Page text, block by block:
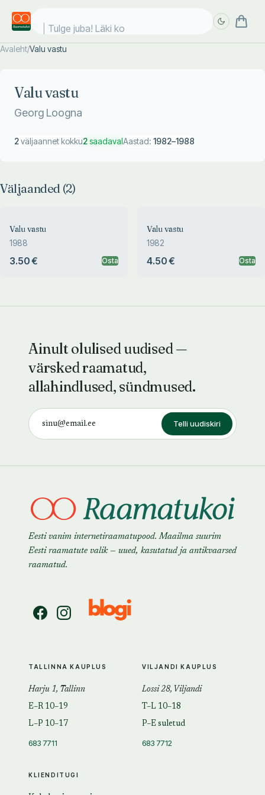
Tulge juba! Läki koo
Avaleht/Valu vastu
Valu vastu
Georg Loogna
2väljaannet kokku2saadavalAastad: 1982–1988
Väljaanded (2)
Valu vastu
1988
3.50 € Osta
Valu vastu
1982
4.50 € Osta
Ainult olulised uudised —
värsked raamatud,
allahindlused, sündmused.
Telli uudiskiri
Eesti vanim internetiraamatupood. Maailma suurim
Eesti raamatute valik — uued, kasutatud ja antikvaarsed
raamatud.
KLIENDITUGI
TALLINNA KAUPLUS
Harju 1, Tallinn
E–R 10–19
L–P 10–17
683 7711
VILJANDI KAUPLUS
Lossi 28, Viljandi
T–L 10–18
P–E suletud
683 7712